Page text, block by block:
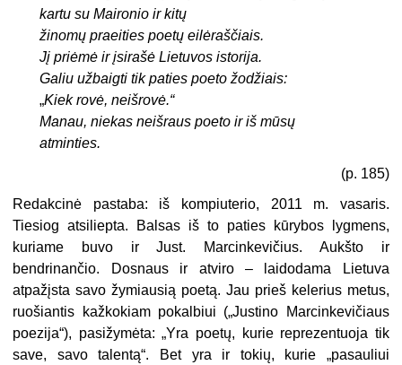
kartu su Maironio ir kitų
žinomų praeities poetų eilėraščiais.
Jį priėmė ir įsirašė Lietuvos istorija.
Galiu užbaigti tik paties poeto žodžiais:
„Kiek rovė, neišrovė.“
Manau, niekas neišraus poeto ir iš mūsų
atminties.
(p. 185)
Redakcinė pastaba: iš kompiuterio, 2011 m. vasaris.
Tiesiog atsiliepta. Balsas iš to paties kūrybos lygmens,
kuriame buvo ir Just. Marcinkevičius. Aukšto ir
bendrinančio. Dosnaus ir atviro – laidodama Lietuva
atpažįsta savo žymiausią poetą. Jau prieš kelerius metus,
ruošiantis kažkokiam pokalbiui („Justino Marcinkevičiaus
poezija“), pasižymėta: „Yra poetų, kurie reprezentuoja tik
save, savo talentą“. Bet yra ir tokių, kurie „pasauliui